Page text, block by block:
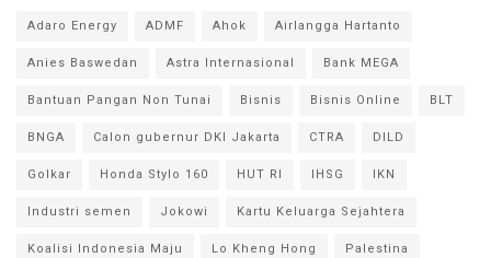
Adaro Energy ADMF Ahok Airlangga Hartanto
Anies Baswedan Astra Internasional Bank MEGA
Bantuan Pangan Non Tunai Bisnis Bisnis Online BLT
BNGA Calon gubernur DKI Jakarta CTRA DILD
Golkar Honda Stylo 160 HUT RI IHSG IKN
Industri semen Jokowi Kartu Keluarga Sejahtera
Koalisi Indonesia Maju Lo Kheng Hong Palestina